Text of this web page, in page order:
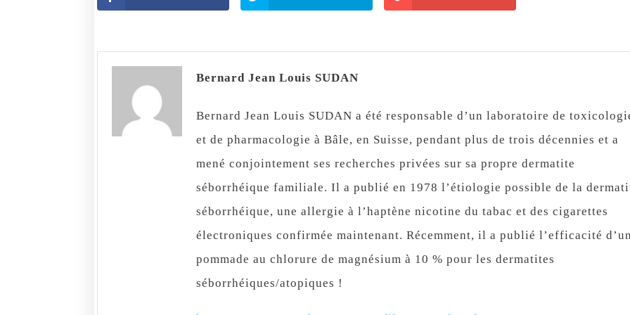
Bernard Jean Louis SUDAN
Bernard Jean Louis SUDAN a été responsable d’un laboratoire de
et de pharmacologie à Bâle, en Suisse, pendant plus de trois décennies et a
mené conjointement ses recherches privées sur sa propre dermatite
séborrhéique familiale. Il a publié en 1978 l’étiologie possible de la
séborrhéique, une allergie à l’haptène nicotine du tabac et des cigarettes
électroniques confirmée maintenant. Récemment, il a publié l’efficacité
pommade au chlorure de magnésium à 10 % pour les dermatites
séborrhéiques/atopiques !